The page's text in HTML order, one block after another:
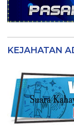
KEJAHATAN